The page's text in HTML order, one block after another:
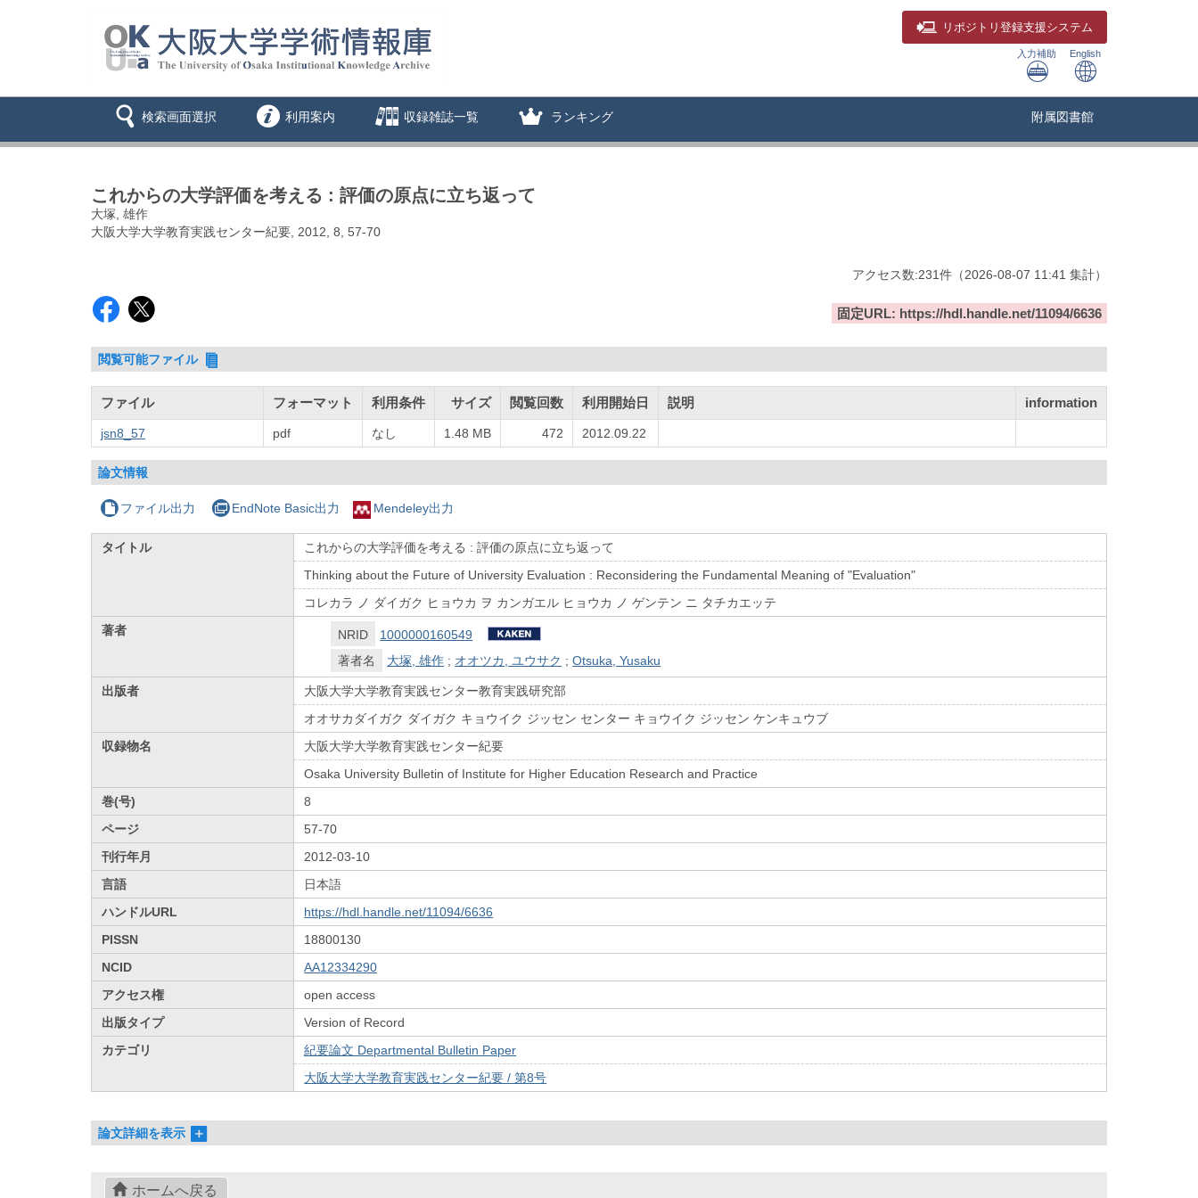
リポジトリ 登録支援システム
入力補助 English
検索画面選択 利用案内 収録雑誌一覧 ランキング 附属図書館
これからの大学評価を考える : 評価の原点に立ち返って
大塚, 雄作
大阪大学大学教育実践センター紀要, 2012, 8, 57-70
アクセス数:231件 （2026-08-07 11:41 集計）
固定URL: https://hdl.handle.net/11094/6636
閲覧可能ファイル
ファイル フォーマット 利用条件 サイズ 閲覧回数 利用開始日 説明 information
jsn8_57 pdf なし 1.48 MB 472 2012.09.22
論文情報
ファイル出力 EndNote Basic出力 Mendeley出力
タイトル
これからの大学評価を考える : 評価の原点に立ち返って
Thinking about the Future of University Evaluation : Reconsidering the Fundamental Meaning of "Evaluation"
コレカラ ノ ダイガク ヒョウカ ヲ カンガエル ヒョウカ ノ ゲンテン ニ タチカエッテ
著者
NRID
1000000160549
著者名
大塚, 雄作 ; オオツカ, ユウサク ;Otsuka, Yusaku
出版者
大阪大学大学教育実践センター教育実践研究部
オオサカダイガク ダイガク キョウイク ジッセン センター キョウイク ジッセン ケンキュウブ
収録物名
大阪大学大学教育実践センター紀要
Osaka University Bulletin of Institute for Higher Education Research and Practice
巻(号)
8
ページ
57-70
刊行年月
2012-03-10
言語
日本語
ハンドルURL
https://hdl.handle.net/11094/6636
PISSN
18800130
NCID
AA12334290
アクセス権
open access
出版タイプ
Version of Record
カテゴリ
紀要論文 Departmental Bulletin Paper
大阪大学大学教育実践センター紀要 / 第8号
論文詳細を表示
ホームへ戻る